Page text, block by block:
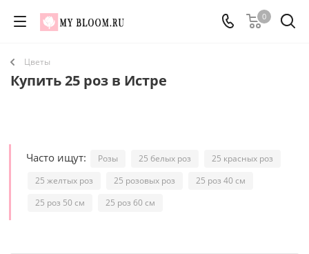
0
Цветы
Купить 25 роз в Истре
Часто ищут: Розы 25 белых роз
25 красных роз
25 желтых роз
25 розовых роз
25 роз 40 см
25 роз 50 см
25 роз 60 см